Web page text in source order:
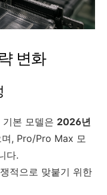
변화
본 모델은 2026년
, Pro/Pro Max 모
다.
적으로 맞붙기 위한